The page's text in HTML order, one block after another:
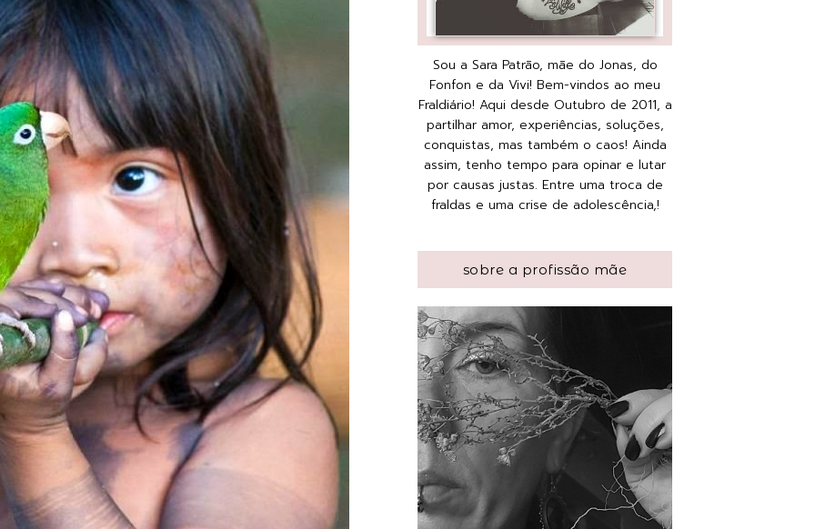
Sou a Sara Patrão, mãe do Jonas, do
Fonfon e da Vivi! Bem-vindos ao meu
Fraldiário! Aqui desde Outubro de 2011, a
partilhar amor, experiências, soluções,
conquistas, mas também o caos! Ainda
assim, tenho tempo para opinar e lutar
por causas justas. Entre uma troca de
fraldas e uma crise de adolescência,!
sobre a profissão mãe